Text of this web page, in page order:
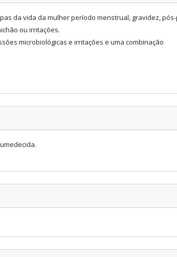
da vida da mulher período menstrual, gravidez,
ou irritações.
microbiológicas e irritações e uma combinação